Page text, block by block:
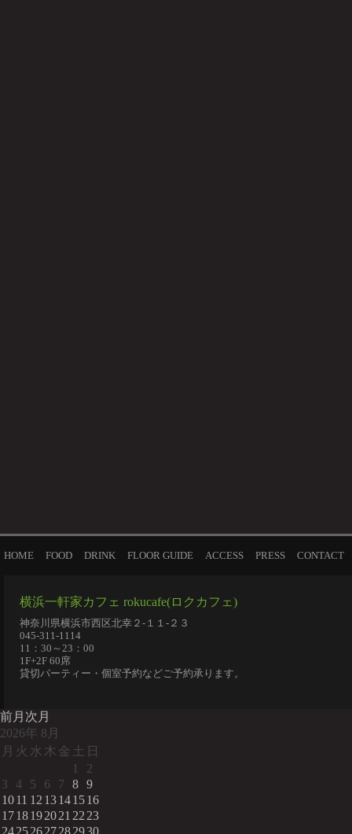
HOME FOOD DRINK FLOOR GUIDE ACCESS PRESS CONTACT
横浜一軒家カフェ rokucafe(ロクカフェ)
神奈川県横浜市西区北幸２-１１-２３
045-311-1114
11：30～23：00
1F+2F 60席
貸切パーティー・個室予約などご予約承ります。
前月 次月
2026年 8月
月 火 水 木 金 土 日
1
2
3
4 5 6 7 8 9
1011 12 13141516
1718192021 22 23
24252627282930